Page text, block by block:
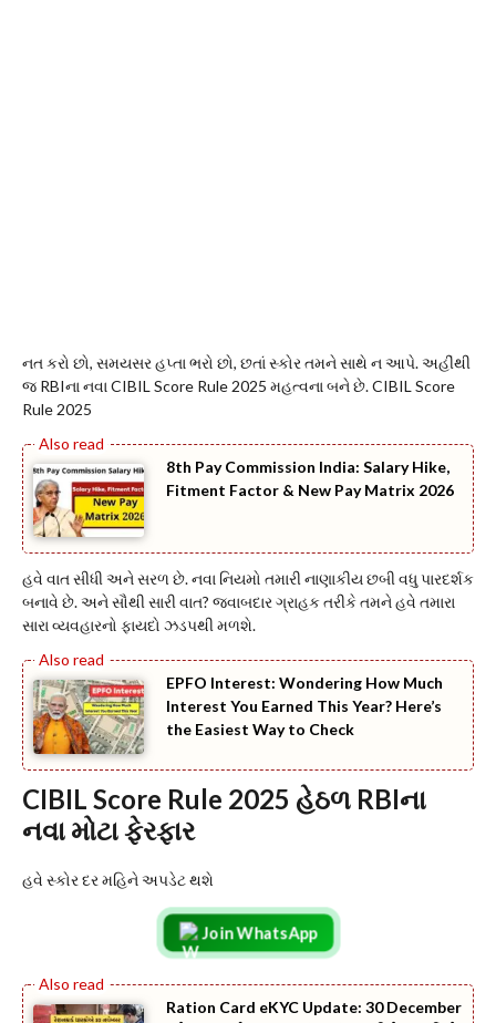
નત કરો છો, સમયસર હપ્તા ભરો છો, છતાં સ્કોર તમને સાથે ન આપે. અહીંથી
જ RBIના નવા CIBIL Score Rule 2025 મહત્વના બને છે. CIBIL Score
Rule 2025
8th Pay Commission India: Salary Hike,
Fitment Factor & New Pay Matrix 2026
હવે વાત સીધી અને સરળ છે. નવા નિયમો તમારી નાણાકીય છબી વધુ પારદર્શક
બનાવે છે. અને સૌથી સારી વાત? જવાબદાર ગ્રાહક તરીકે તમને હવે તમારા
સારા વ્યવહારનો ફાયદો ઝડપથી મળશે.
EPFO Interest: Wondering How Much
Interest You Earned This Year? Here’s
the Easiest Way to Check
CIBIL Score Rule 2025 હેઠળ RBIના
નવા મોટા ફેરફાર
હવે સ્કોર દર મહિને અપડેટ થશે
Join WhatsApp
Ration Card eKYC Update: 30 December